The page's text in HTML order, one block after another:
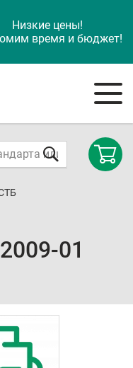
Низкие цены!
время и бюджет!
01